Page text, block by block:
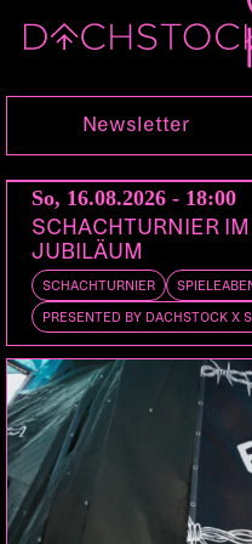
Do, 21.08.2025
FESTIVAL NO
VORTRAG WORKSHOP
Newsletter
So, 16.08.2026 - 18:00
SCHACHTURNIER
JUBILÄUM
SCHACHTURNIER
PRESENTED BY DACHSTOCK X